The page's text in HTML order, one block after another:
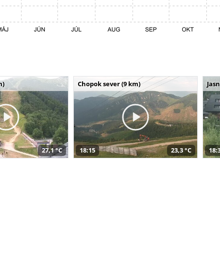
27,1 °C
Chopok sever (9 km)
18:15 23,3 °C